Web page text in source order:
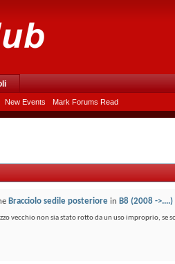
New Events Mark Forums Read
Bracciolo sedile posteriore in B8 (2008 ->....)
vecchio non sia stato rotto da un uso improprio, se